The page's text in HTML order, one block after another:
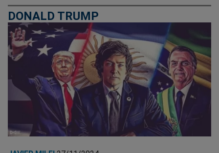
DONALD TRUMP